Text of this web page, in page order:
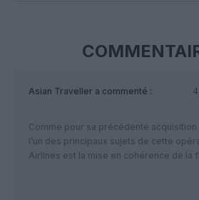
Asian Traveller a commenté :
Comme pour sa précédente
l’un des principaux sujets de cette
Airlines est la mise en cohérence de la